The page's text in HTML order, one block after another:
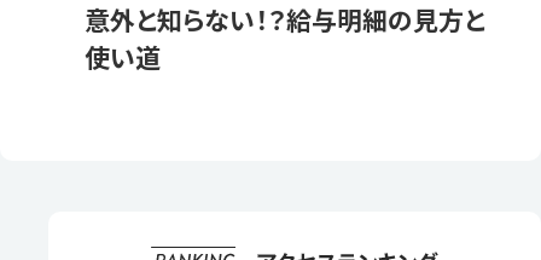
意外と知らない！？給与明細の見方と
使い道